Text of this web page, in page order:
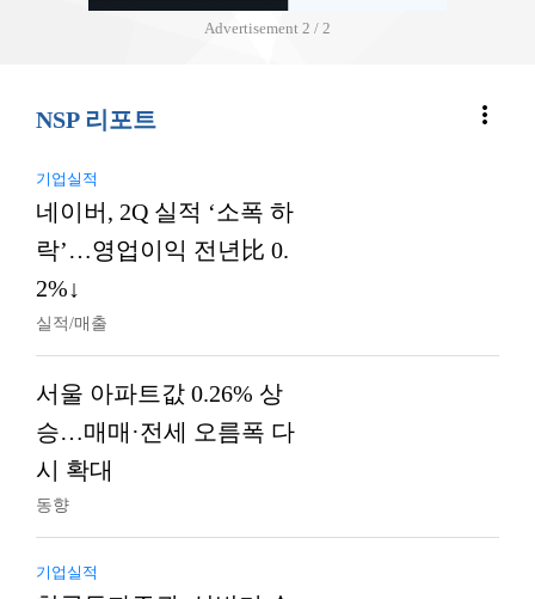
Advertisement 2 / 2
NSP 리포트 more_vert
기업실적
네이버, 2Q 실적 ‘소폭 하
락’…영업이익 전년比 0.
2%↓
실적/매출
서울 아파트값 0.26% 상
승…매매·전세 오름폭 다
시 확대
동향
기업실적